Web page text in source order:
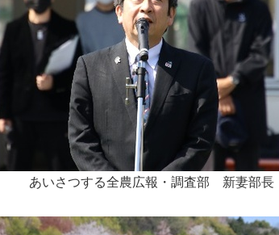
あいさつする全農広報・調査部 新妻部長